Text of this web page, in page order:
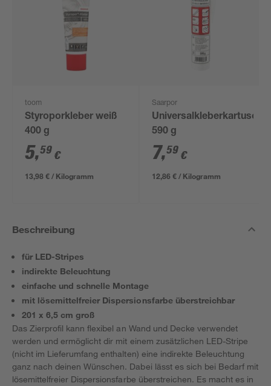
toom
Styroporkleber weiß
400 g
5,59 €
13,98 € / Kilogramm
Saarpor
Universalkleberkartusche
590 g
7,59 €
12,86 € / Kilogramm
Beschreibung
für LED-Stripes
indirekte Beleuchtung
einfache und schnelle Montage
mit lösemittelfreier Dispersionsfarbe überstreichbar
201 x 6,5 cm groß
Das Zierprofil kann flexibel an Wand und Decke verwendet
werden und ermöglicht dir mit einem zusätzlichen LED-Stripe
(nicht im Lieferumfang enthalten) eine indirekte Beleuchtung
ganz nach deinen Wünschen. Dabei lässt es sich bei Bedarf mit
lösemittelfreier Dispersionsfarbe überstreichen. Es macht es in